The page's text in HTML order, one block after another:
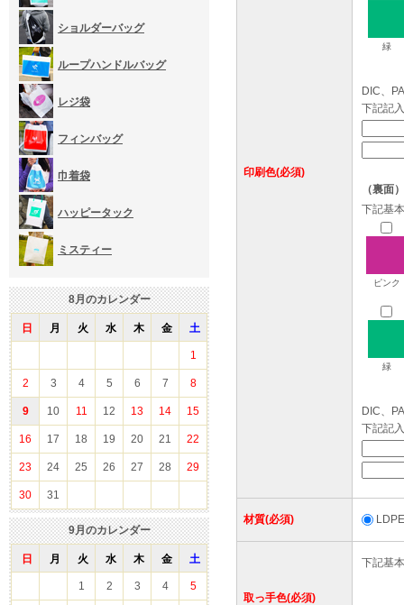
ショルダーバッグ
ループハンドルバッグ
レジ袋
フィンバッグ
巾着袋
ハッピータック
ミスティー
8月のカレンダー
日 月 火 水 木 金 土
1
2 3 4 5 6 7 8
9 10 11 12 13 14 15
16 17 18 19 20 21 22
23 24 25 26 27 28 29
30 31
9月のカレンダー
日 月 火 水 木 金 土
1 2 3 4 5
印刷色(必須)
緑
DIC、
下記記
（裏面
下記基
ピンク
緑
DIC、
下記記
材質(必須)
取っ手色(必須)
下記基